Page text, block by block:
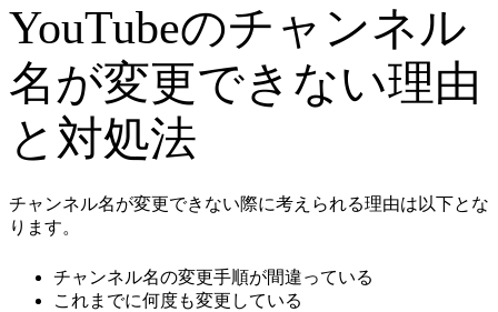
YouTubeのチャンネル
名が変更できない理由
と対処法
チャンネル名が変更できない際に考えられる理由は以下とな
ります。
チャンネル名の変更手順が間違っている
これまでに何度も変更している